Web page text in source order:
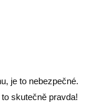
je to nebezpečné.
skutečně pravda!